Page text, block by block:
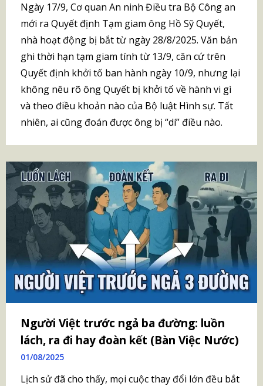
Ngày 17/9, Cơ quan An ninh Điều tra Bộ Công an
mới ra Quyết định Tạm giam ông Hồ Sỹ Quyết,
nhà hoạt động bị bắt từ ngày 28/8/2025. Văn bản
ghi thời hạn tạm giam tính từ 13/9, căn cứ trên
Quyết định khởi tố ban hành ngày 10/9, nhưng lại
không nêu rõ ông Quyết bị khởi tố về hành vi gì
và theo điều khoản nào của Bộ luật Hình sự. Tất
nhiên, ai cũng đoán được ông bị “dí” điều nào.
Người Việt trước ngả ba đường: luồn
lách, ra đi hay đoàn kết (Bàn Việc Nước)
01/08/2025
Lịch sử đã cho thấy, mọi cuộc thay đổi lớn đều bắt